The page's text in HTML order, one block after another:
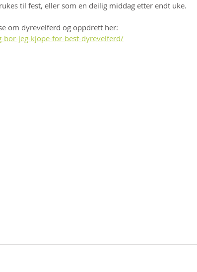
til fest, eller som en deilig middag etter endt uke.
om dyrevelferd og oppdrett her:
jeg-kjope-for-best-dyrevelferd/